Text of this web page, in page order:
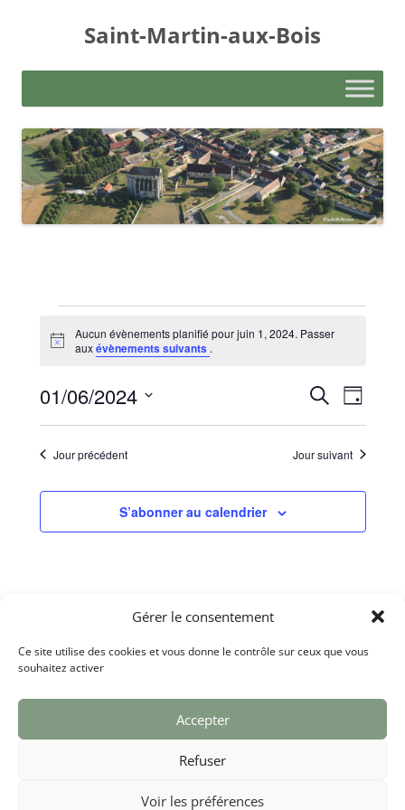
Gérer le consentement
Ce site utilise des cookies et vous donne le contrôle sur ceux que vous
souhaitez activer
Accepter
Refuser
Voir les préférences
Saint-Martin-aux-Bois
Évènements
juin
Notice
Aucun évènements planifié pour juin 1, 2024. Passer
auxévènements suivants .
Recherche
et
de
Évènements
Recherche
de
Jour
01/06/2024
une
Jour précédent Jour suivant
S’abonner au calendrier